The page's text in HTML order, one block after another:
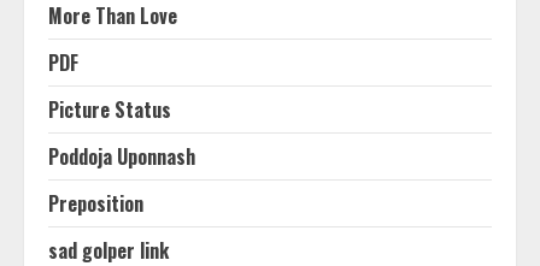
More Than Love
PDF
Picture Status
Poddoja Uponnash
Preposition
sad golper link